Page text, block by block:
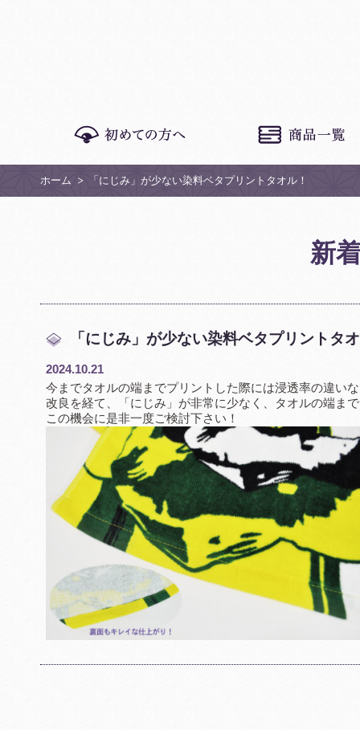
ホーム 「にじみ」が少ない染料ベタプリントタオル！
新
「にじみ」が少ない染料ベタプリントタ
2024.10.21
今までタオルの端までプリントした際には浸透率の違い
改良を経て、「にじみ」が非常に少なく、タオルの端ま
この機会に是非一度ご検討下さい！